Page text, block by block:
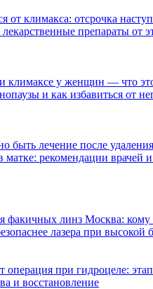
от климакса: отсрочка
препараты от
климаксе у женщин — что
и как избавиться от
быть лечение после
матке: рекомендации врачей
факичных линз Москва: кому
лазера при высокой
операция при гидроцеле:
и восстановление